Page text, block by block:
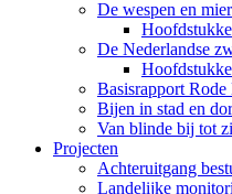
De wespen en
De Nederlandse
Basisrapport
Bijen in stad en
Van blinde bij tot
Projecten
Achteruitgang
Landelijke